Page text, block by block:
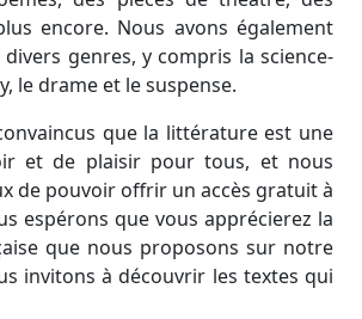
encore. Nous avons également
genres, y compris la science-
le drame et le suspense.
que la littérature est une
et de plaisir pour tous, et nous
de pouvoir offrir un accès gratuit à
espérons que vous apprécierez la
que nous proposons sur notre
invitons à découvrir les textes qui